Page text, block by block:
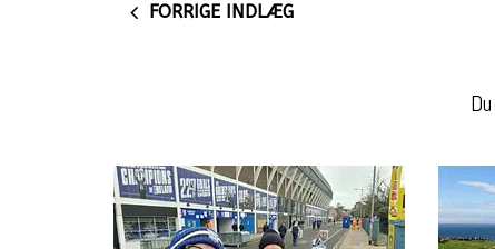
FORRIGE INDLÆG